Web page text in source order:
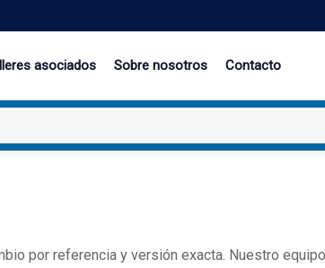
asociados Sobre nosotros Contacto
por referencia y versión exacta. Nuestro